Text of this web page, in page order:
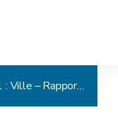
CADA - Décision n° 591 : Ville – Rapport de police – Enregistrement – Photographie – Incompétence partielle – Irrecevabilité